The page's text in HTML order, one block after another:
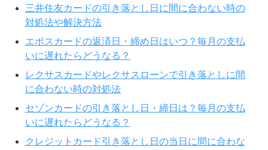
三井住友カードの引き落とし日に間に合わない時の
対処法や解決方法
エポスカードの返済日・締め日はいつ？毎月の支払
いに遅れたらどうなる？
レクサスカードやレクサスローンで引き落としに間
に合わない時の対処法
セゾンカードの引き落とし日・締日は？毎月の支払
いに遅れたらどうなる？
クレジットカード引き落とし日の当日に間に合わな